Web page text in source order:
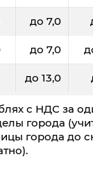
до 7,0
до 7,0
до 13,0
с НДС за
города
города до